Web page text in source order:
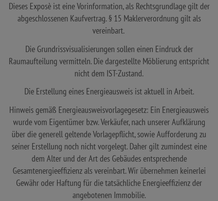
Dieses Exposè ist eine Vorinformation, als Rechtsgrundlage gilt der
abgeschlossenen Kaufvertrag. § 15 Maklerverordnung gilt als
vereinbart.
Die Grundrissvisualisierungen sollen einen Eindruck der
Raumaufteilung vermitteln. Die dargestellte Möblierung entspricht
nicht dem IST-Zustand.
Die Erstellung eines Energieausweis ist aktuell in Arbeit.
Hinweis gemäß Energieausweisvorlagegesetz: Ein Energieausweis
wurde vom Eigentümer bzw. Verkäufer, nach unserer Aufklärung
über die generell geltende Vorlagepflicht, sowie Aufforderung zu
seiner Erstellung noch nicht vorgelegt. Daher gilt zumindest eine
dem Alter und der Art des Gebäudes entsprechende
Gesamtenergieeffizienz als vereinbart. Wir übernehmen keinerlei
Gewähr oder Haftung für die tatsächliche Energieeffizienz der
angebotenen Immobilie.